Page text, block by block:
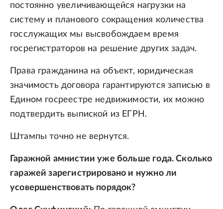
постоянно увеличивающейся нагрузки на
систему и планового сокращения количества
госслужащих мы высвобождаем время
госрегистраторов на решение других задач.
Права гражданина на объект, юридическая
значимость договора гарантируются записью в
Едином госреестре недвижимости, их можно
подтвердить выпиской из ЕГРН.
Штампы точно не вернутся.
Гаражной амнистии уже больше года. Сколько
гаражей зарегистрировано и нужно ли
усовершенствовать порядок?